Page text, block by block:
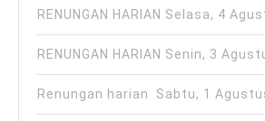
RENUNGAN HARIAN Selasa, 4
RENUNGAN HARIAN Senin, 3
Renungan harian Sabtu, 1